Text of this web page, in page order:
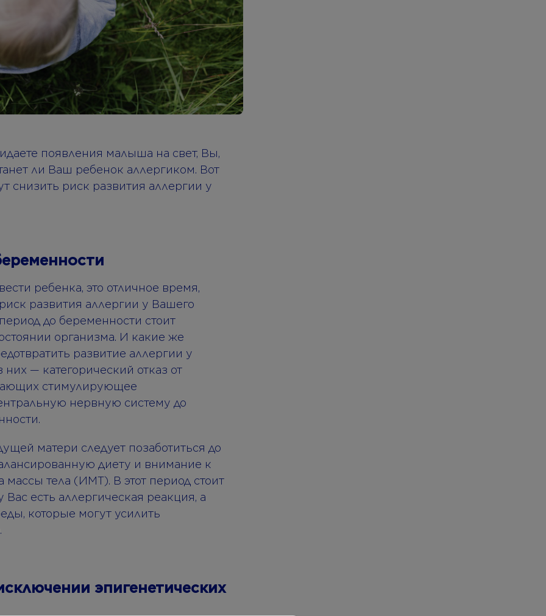
появления малыша на свет, Вы,
ли Ваш ребенок аллергиком. Вот
снизить риск развития аллергии у
ребенка, это отличное время,
развития аллергии у Вашего
до беременности стоит
организма. И какие же
развитие аллергии у
— категорический отказ от
стимулирующее
нервную систему до
матери следует позаботиться до
диету и внимание к
тела (ИМТ). В этот период стоит
есть аллергическая реакция, а
которые могут усилить
эпигенетических